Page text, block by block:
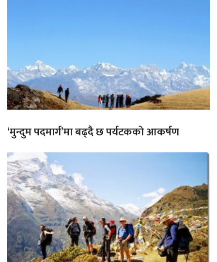
‘मुन्दुम पदमार्ग’मा बढ्दै छ पर्यटकको आकर्षण